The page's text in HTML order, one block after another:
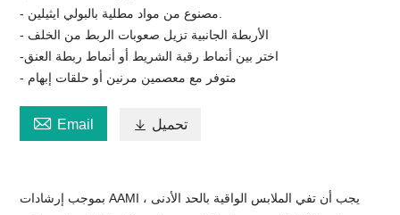
- الأربطة الجانبية تزيل صعوبات الربط من الخلف
-اختر بين أنماط رقبة الشريط أو أنماط ربطة العنق
- متوفر مع معصمين مرنين أو حلقات إبهام
 Email  تحميل
بموجب إرشادات AAMI ، يجب أن تفي الملابس الواقية بالحد الأدنى